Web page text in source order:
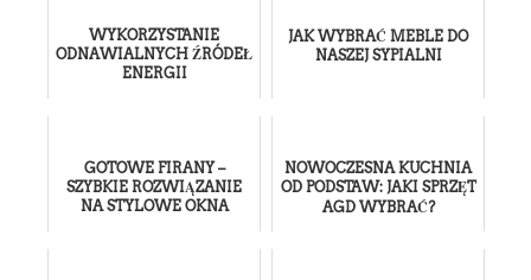
WYKORZYSTANIE
ODNAWIALNYCH ŹRÓDEŁ
ENERGII
JAK WYBRAĆ MEBLE DO
NASZEJ SYPIALNI
GOTOWE FIRANY –
SZYBKIE ROZWIĄZANIE
NA STYLOWE OKNA
NOWOCZESNA KUCHNIA
OD PODSTAW: JAKI SPRZĘT
AGD WYBRAĆ?